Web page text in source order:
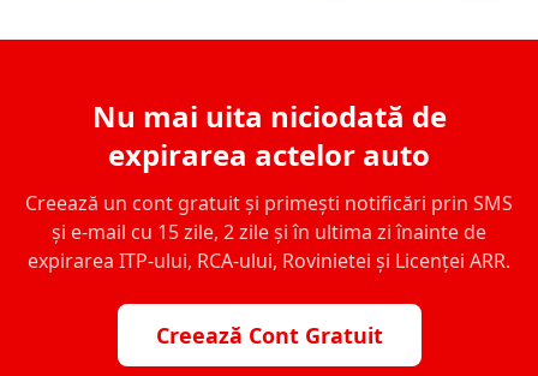
Nu mai uita niciodată de
expirarea actelor auto
Creează un cont gratuit și primești notificări prin SMS
și e-mail cu 15 zile, 2 zile și în ultima zi înainte de
expirarea ITP-ului, RCA-ului, Rovinietei și Licenței ARR.
Creează Cont Gratuit